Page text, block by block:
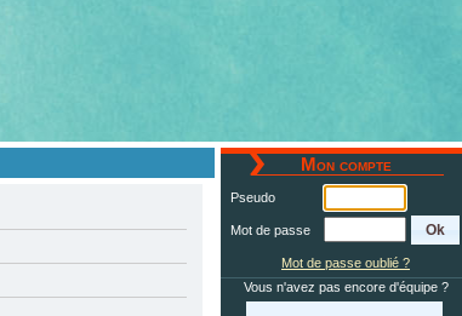
Mon compte
Pseudo
Mot de passe
Mot de passe oublié ?
Vous n'avez pas encore d'équipe ?